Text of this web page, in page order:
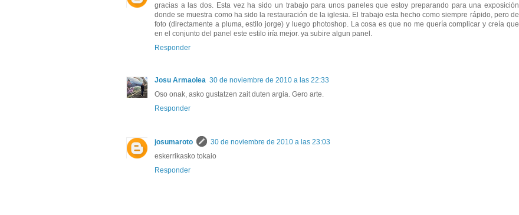
gracias a las dos. Esta vez ha sido un trabajo para unos paneles que estoy preparando para una exposición
donde se muestra como ha sido la restauración de la iglesia. El trabajo esta hecho como siempre rápido, pero de
foto (directamente a pluma, estilo jorge) y luego photoshop. La cosa es que no me quería complicar y creía que
en el conjunto del panel este estilo iría mejor. ya subire algun panel.
Responder
Josu Armaolea 30 de noviembre de 2010 a las 22:33
Oso onak, asko gustatzen zait duten argia. Gero arte.
Responder
josumaroto
30 de noviembre de 2010 a las 23:03
eskerrikasko tokaio
Responder